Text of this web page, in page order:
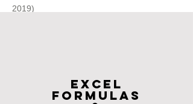
2019)
Excel
FOrmulas